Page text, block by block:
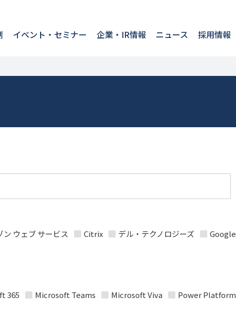
イベント・セミナー 企業・IR情報 ニュース 採用情報
ン ウェブ サービス Citrix デル・テクノロジーズ Google
365 Microsoft Teams Microsoft Viva Power Platform